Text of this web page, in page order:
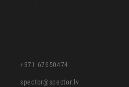
+371 67650474
spector@spector.lv